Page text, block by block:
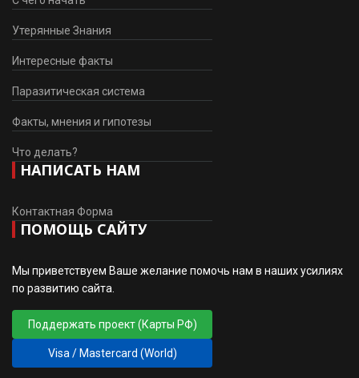
Утерянные Знания
Интересные факты
Паразитическая система
Факты, мнения и гипотезы
Что делать?
НАПИСАТЬ НАМ
Контактная Форма
ПОМОЩЬ САЙТУ
Мы приветствуем Ваше желание помочь нам в наших усилиях
по развитию сайта.
Поддержать проект (Карты РФ)
Visa / Mastercard (World)